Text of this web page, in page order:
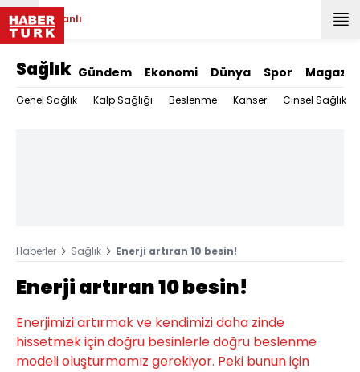
Canlı
Sağlık Gündem Ekonomi Dünya Spor Magazin
Genel Sağlık Kalp Sağlığı Beslenme Kanser Cinsel Sağlık
Haberler Sağlık Enerji artıran 10 besin!
Enerji artıran 10 besin!
Enerjimizi artırmak ve kendimizi daha zinde
hissetmek için doğru besinlerle doğru beslenme
modeli oluşturmamız gerekiyor. Peki bunun için